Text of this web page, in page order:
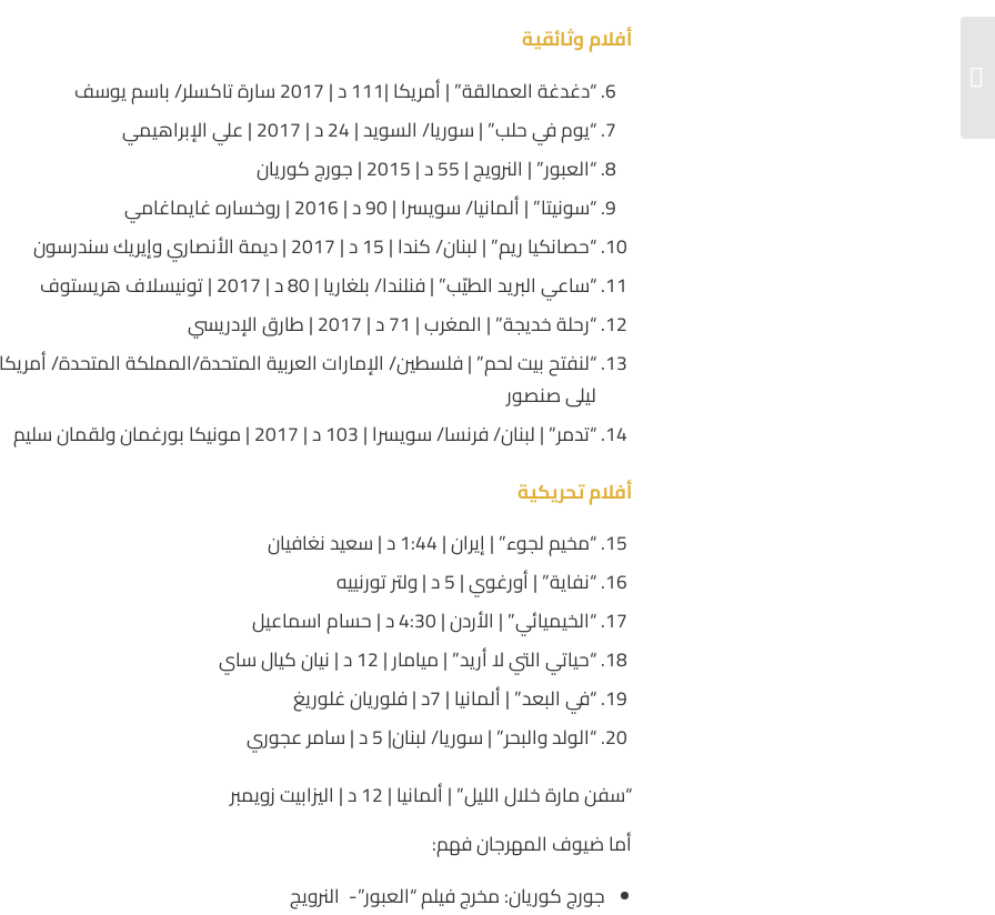
أفلام وثائقية
“دغدغة العمالقة” | أمريكا |111 د | 2017 سارة تاكسلر/ باسم يوسف
“يوم في حلب” | سوريا/ السويد | 24 د | 2017 | علي الإبراهيمي
“العبور” | النرويج | 55 د | 2015 | جورج كوريان
“سونيتا” | ألمانيا/ سويسرا | 90 د | 2016 | روخساره غايماغامي
“حصانكيا ريم” | لبنان/ كندا | 15 د | 2017 | ديمة الأنصاري وإيريك سندرسون
“ساعي البريد الطيّب” | فنلندا/ بلغاريا | 80 د | 2017 | تونيسلاف هريستوف
“رحلة خديجة” | المغرب | 71 د | 2017 | طارق الإدريسي
ليلى صنصور
“تدمر” | لبنان/ فرنسا/ سويسرا | 103 د | 2017 | مونيكا بورغمان ولقمان سليم
أفلامتحريكية
“مخيم لجوء” | إيران | 1:44 د | سعيد نغافيان
“نفاية” | أورغوي | 5 د | ولتر تورنييه
“الخيميائي” | الأردن | 4:30 د | حسام اسماعيل
“حياتي التي لا أريد” | ميامار | 12 د | نيان كيال ساي
“في البعد” | ألمانيا | 7د | فلوريان غلوريغ
“الولد والبحر” | سوريا/ لبنان| 5 د | سامر عجوري
“سفن مارة خلال الليل” | ألمانيا | 12 د | اليزابيت زويمبر
أما ضيوف المهرجان فهم:
جورج كوريان: مخرج فيلم “العبور”- النرويج